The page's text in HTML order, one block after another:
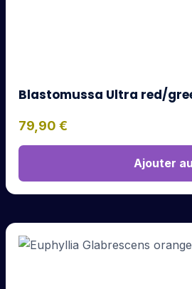
Blastomussa Ultra red/
79,90 €
Ajouter